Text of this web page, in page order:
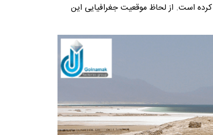
است. از لحاظ موقعیت جغرافیایی این